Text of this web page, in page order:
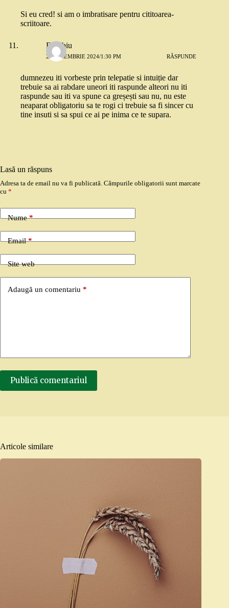
Si eu cred! si am o imbratisare pentru cititoarea-
scriitoare.
Eusebiu
27 NOIEMBRIE 2024/1:30 PM RĂSPUNDE
dumnezeu iti vorbeste prin telepatie si intuiție dar
trebuie sa ai rabdare uneori iti raspunde alteori nu iti
raspunde sau iti va spune ca greșești sau nu, nu este
neaparat obligatoriu sa te rogi ci trebuie sa fi sincer cu
tine insuti si sa spui ce ai pe inima ce te supara.
Lasă un răspuns
Adresa ta de email nu va fi publicată. Câmpurile obligatorii sunt marcate
cu *
Nume*
Email*
Site web
Adaugă un comentariu *
Publică comentariul
Articole similare